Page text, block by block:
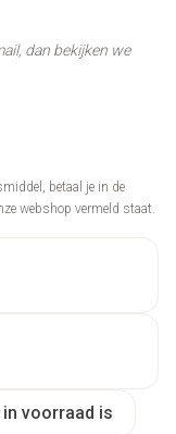
betaal je in de
webshop vermeld staat.
voorraad is
dan bekijken we